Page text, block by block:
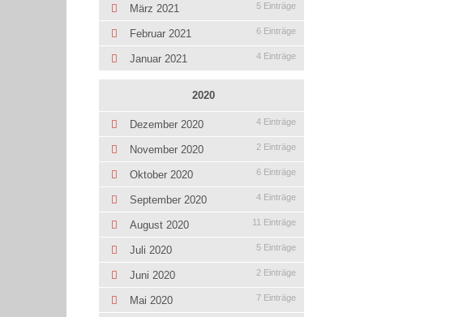
März 2021 5 Einträge
Februar 2021 6 Einträge
Januar 2021 4 Einträge
2020
Dezember 2020 4 Einträge
November 2020 2 Einträge
Oktober 2020 6 Einträge
September 2020 4 Einträge
August 2020 11 Einträge
Juli 2020 5 Einträge
Juni 2020 2 Einträge
Mai 2020 7 Einträge